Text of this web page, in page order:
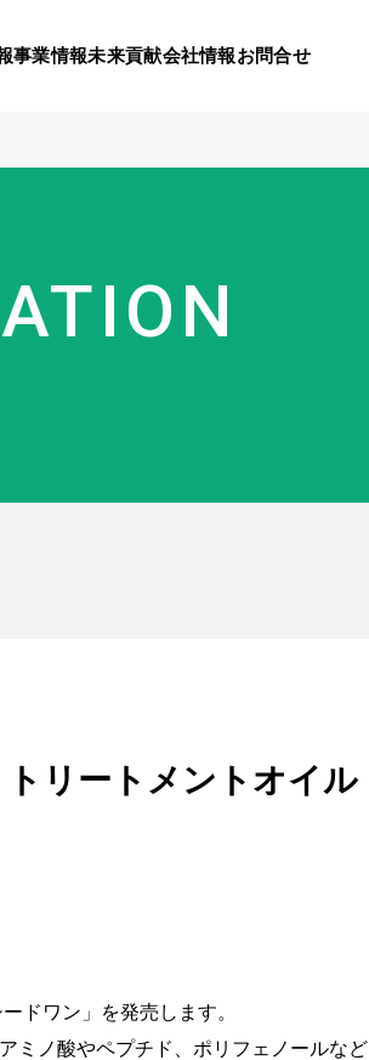
事業情報未来貢献会社情報お問合せ
ドの研究機関
ボランティア保険
豊富な製品を展開
トリートメントオイル
ドワン」を発売します。
ミノ酸やペプチド、ポリフェノールなど